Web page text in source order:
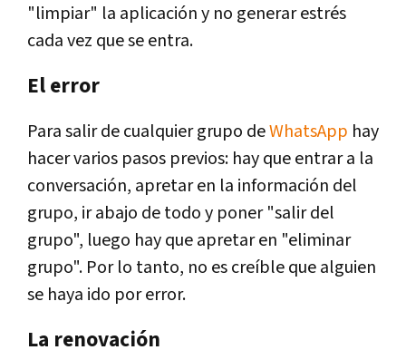
"limpiar" la aplicación y no generar estrés
cada vez que se entra.
El error
Para salir de cualquier grupo deWhatsApp hay
hacer varios pasos previos: hay que entrar a la
conversación, apretar en la información del
grupo, ir abajo de todo y poner "salir del
grupo", luego hay que apretar en "eliminar
grupo". Por lo tanto, no es creíble que alguien
se haya ido por error.
La renovación